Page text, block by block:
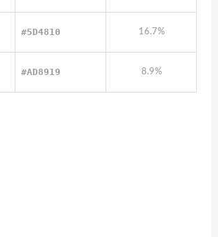
#5D4810 16.7%
#AD8919 8.9%